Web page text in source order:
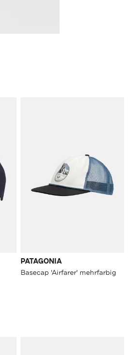
PATAGONIA
Basecap 'Airfarer' mehrfarbig